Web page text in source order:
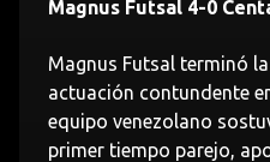
Magnus Futsal 4-0
Magnus Futsal terminó
actuación contundente
equipo venezolano
primer tiempo parejo,